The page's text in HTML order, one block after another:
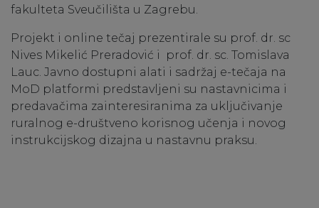
fakulteta Sveučilišta u Zagrebu.
Projekt i online tečaj prezentirale su prof. dr. sc
Nives Mikelić Preradović i prof. dr. sc. Tomislava
Lauc. Javno dostupni alati i sadržaj e-tečaja na
MoD platformi predstavljeni su nastavnicima i
predavačima zainteresiranima za uključivanje
ruralnog e-društveno korisnog učenja i novog
instrukcijskog dizajna u nastavnu praksu.